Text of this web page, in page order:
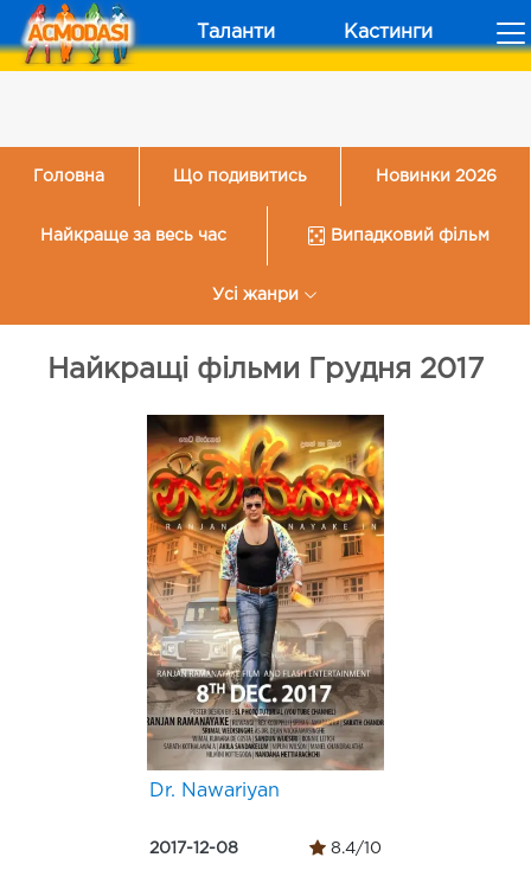
Таланти Кастинги
Головна Що подивитись Новинки 2026
Найкраще за весь час Випадковий фільм
Усі жанри
Найкращі фільми Грудня 2017
Dr. Nawariyan
2017-12-08 8.4/10